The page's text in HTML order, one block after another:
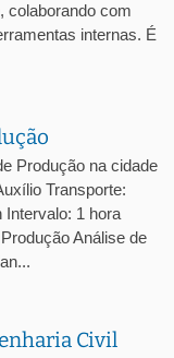
colaborando com
internas. É
Produção na cidade
Transporte:
Intervalo: 1 hora
Análise de
Civil